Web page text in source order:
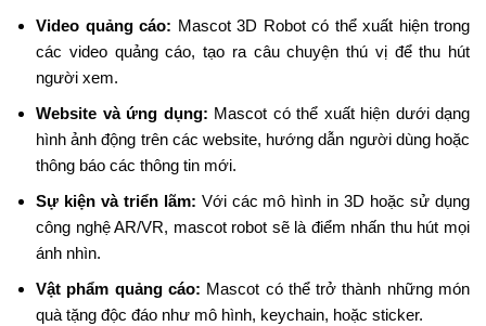
Video quảng cáo: Mascot 3D Robot có thể xuất hiện trong
các video quảng cáo, tạo ra câu chuyện thú vị để thu hút
người xem.
Website và ứng dụng: Mascot có thể xuất hiện dưới dạng
hình ảnh động trên các website, hướng dẫn người dùng hoặc
thông báo các thông tin mới.
Sự kiện và triển lãm: Với các mô hình in 3D hoặc sử dụng
công nghệ AR/VR, mascot robot sẽ là điểm nhấn thu hút mọi
ánh nhìn.
Vật phẩm quảng cáo: Mascot có thể trở thành những món
quà tặng độc đáo như mô hình, keychain, hoặc sticker.